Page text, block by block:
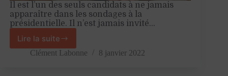
Il est l’un des seuls candidats à ne jamais
apparaître dans les sondages à la
présidentielle. Il n’est jamais invité…
Lire la suite
Georges
Kuzmanovic,
Clément Labonne 8 janvier 2022